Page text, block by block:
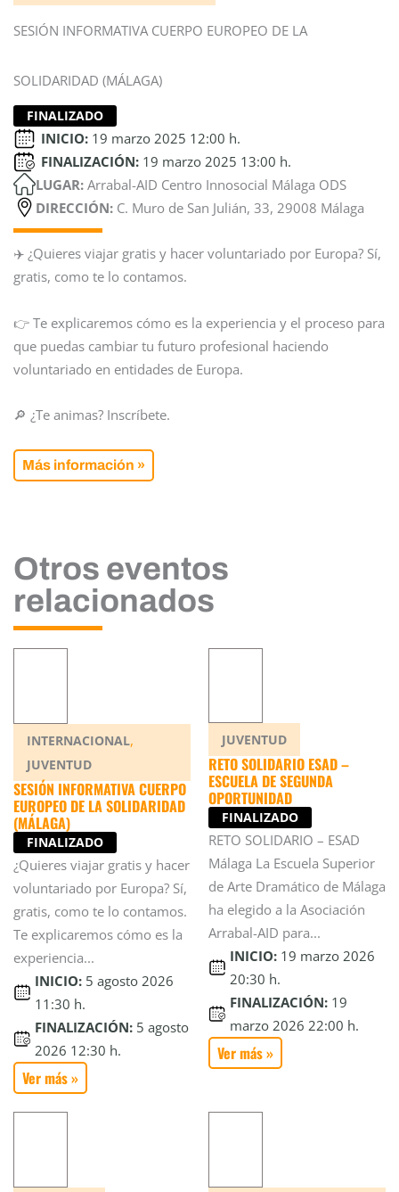
SESIÓN INFORMATIVA CUERPO EUROPEO DE LA
SOLIDARIDAD (MÁLAGA)
FINALIZADO
INICIO: 19 marzo 2025 12:00 h.
FINALIZACIÓN: 19 marzo 2025 13:00 h.
LUGAR: Arrabal-AID Centro Innosocial Málaga ODS
DIRECCIÓN: C. Muro de San Julián, 33, 29008 Málaga
✈️ ¿Quieres viajar gratis y hacer voluntariado por Europa? Sí,
gratis, como te lo contamos.
👉 Te explicaremos cómo es la experiencia y el proceso para
que puedas cambiar tu futuro profesional haciendo
voluntariado en entidades de Europa.
🔎 ¿Te animas? Inscríbete.
Más información »
Otros eventos
relacionados
INTERNACIONAL,
JUVENTUD
SESIÓN INFORMATIVA CUERPO
EUROPEO DE LA SOLIDARIDAD
(MÁLAGA)
FINALIZADO
¿Quieres viajar gratis y hacer
voluntariado por Europa? Sí,
gratis, como te lo contamos.
Te explicaremos cómo es la
experiencia...
INICIO: 5 agosto 2026
11:30 h.
FINALIZACIÓN: 5 agosto
2026 12:30 h.
Ver más »
JUVENTUD
RETO SOLIDARIO ESAD –
ESCUELA DE SEGUNDA
OPORTUNIDAD
FINALIZADO
RETO SOLIDARIO – ESAD
Málaga La Escuela Superior
de Arte Dramático de Málaga
ha elegido a la Asociación
Arrabal-AID para...
INICIO: 19 marzo 2026
20:30 h.
FINALIZACIÓN: 19
marzo 2026 22:00 h.
Ver más »